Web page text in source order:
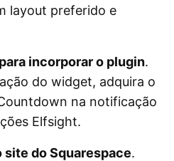
layout preferido e
incorporar o plugin.
do widget, adquira o
na notificação
Elfsight.
site do Squarespace.